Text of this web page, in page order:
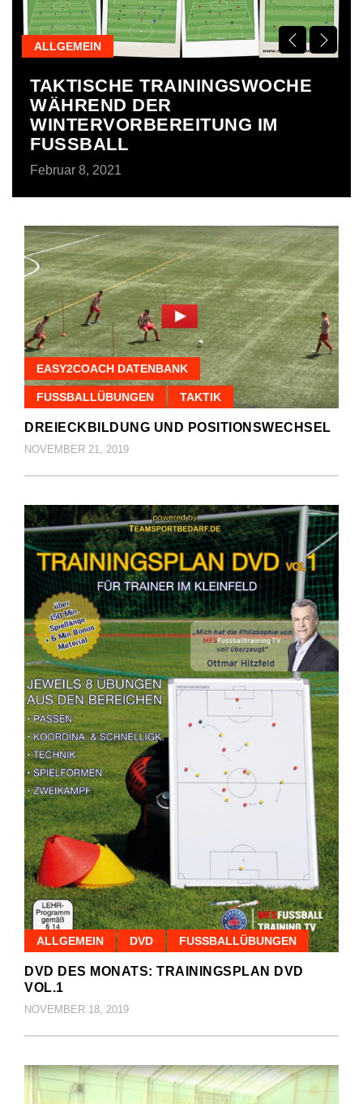
ALLGEMEIN
TAKTISCHE TRAININGSWOCHE
WÄHREND DER
WINTERVORBEREITUNG IM
FUSSBALL
Februar 8, 2021
EASY2COACH DATENBANK
FUSSBALLÜBUNGEN TAKTIK
DREIECKBILDUNG UND POSITIONSWECHSEL
NOVEMBER 21, 2019
ALLGEMEIN DVD FUSSBALLÜBUNGEN
DVD DES MONATS: TRAININGSPLAN DVD
VOL.1
NOVEMBER 18, 2019